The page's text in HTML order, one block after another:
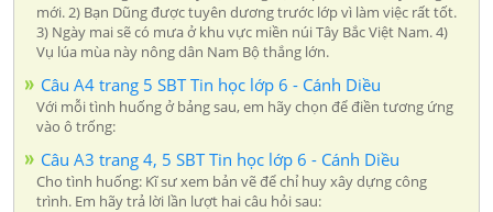
mới. 2) Bạn Dũng được tuyên dương trước lớp vì làm việc rất tốt.
3) Ngày mai sẽ có mưa ở khu vực miền núi Tây Bắc Việt Nam. 4)
Vụ lúa mùa này nông dân Nam Bộ thắng lớn.
Câu A4 trang 5 SBT Tin học lớp 6 - Cánh Diều
Với mỗi tình huống ở bảng sau, em hãy chọn để điền tương ứng
vào ô trống:
Câu A3 trang 4, 5 SBT Tin học lớp 6 - Cánh Diều
Cho tình huống: Kĩ sư xem bản vẽ để chỉ huy xây dựng công
trình. Em hãy trả lời lần lượt hai câu hỏi sau: